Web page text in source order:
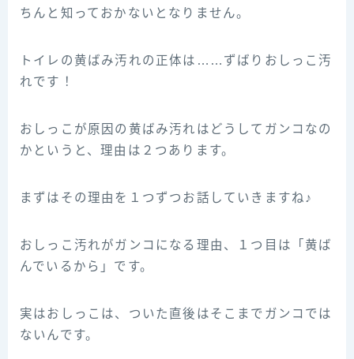
ちんと知っておかないとなりません。
トイレの黄ばみ汚れの正体は……ずばりおしっこ汚
れです！
おしっこが原因の黄ばみ汚れはどうしてガンコなの
かというと、理由は２つあります。
まずはその理由を１つずつお話していきますね♪
おしっこ汚れがガンコになる理由、１つ目は「黄ば
んでいるから」です。
実はおしっこは、ついた直後はそこまでガンコでは
ないんです。